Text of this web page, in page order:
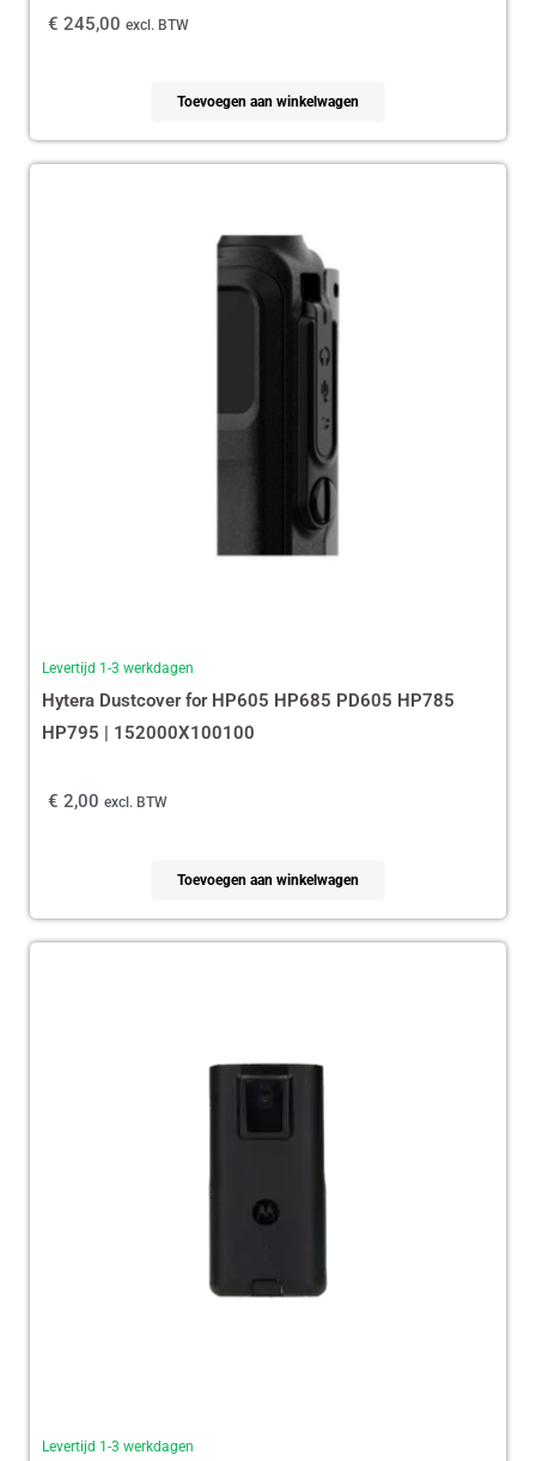
€ 245,00 excl. BTW
Toevoegen aan winkelwagen
Levertijd 1-3 werkdagen
Hytera Dustcover for HP605 HP685 PD605 HP785
HP795 | 152000X100100
€ 2,00 excl. BTW
Toevoegen aan winkelwagen
Levertijd 1-3 werkdagen